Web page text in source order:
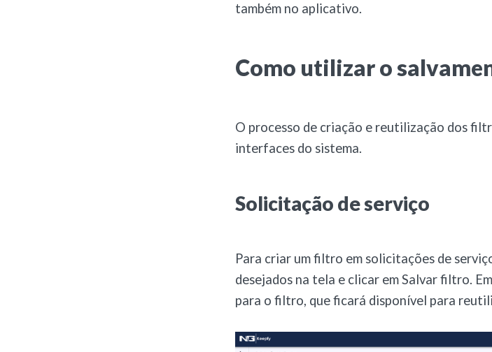
também no aplicativo.
Como utilizar o
O processo de criação e reutilização dos
interfaces do sistema.
Solicitação de serviço
Para criar um filtro em solicitações de
desejados na tela e clicar em Salvar filtro.
para o filtro, que ficará disponível para